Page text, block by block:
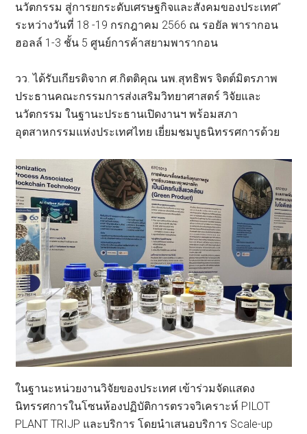
นวัตกรรม สู่การยกระดับเศรษฐกิจและสังคมของประเทศ”
ระหว่างวันที่ 18 -19 กรกฎาคม 2566 ณ รอยัล พารากอน
ฮอลล์ 1-3 ชั้น 5 ศูนย์การค้าสยามพารากอน
วว. ได้รับเกียรติจาก ศ.กิตติคุณ นพ.สุทธิพร จิตต์มิตรภาพ
ประธานคณะกรรมการส่งเสริมวิทยาศาสตร์ วิจัยและ
นวัตกรรม ในฐานะประธานเปิดงานฯ พร้อมสภา
อุตสาหกรรมแห่งประเทศไทย เยี่ยมชมบูธนิทรรศการด้วย
ในฐานะหน่วยงานวิจัยของประเทศ เข้าร่วมจัดแสดง
นิทรรศการในโซนห้องปฏิบัติการตรวจวิเคราะห์ PILOT
PLANT TRIJP และบริการ โดยนำเสนอบริการ Scale-up